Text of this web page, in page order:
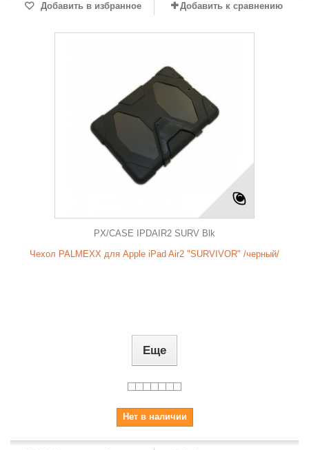
Добавить в избранное Добавить к сравнению
PX/CASE IPDAIR2 SURV Blk
Чехол PALMEXX для Apple iPad Air2 "SURVIVOR" /черный/
Еще
Нет в наличии